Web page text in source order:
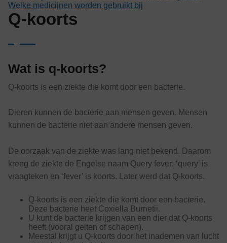
Welke medicijnen worden gebruikt bij
Q-koorts
Wat is q-koorts?
Q-koorts is een ziekte die komt door een bacterie.
Dieren kunnen de bacterie aan mensen geven. Mensen
kunnen de bacterie niet aan andere mensen geven.
De oorzaak van de ziekte was lang niet bekend. Daarom
kreeg de ziekte de Engelse naam Query fever: ‘query’ is
vraagteken en ‘fever’ is koorts. Later werd dat Q-koorts.
Q-koorts is een ziekte die komt door een bacterie.
Deze bacterie heet Coxiella Burnetii.
U kunt de bacterie krijgen van een dier dat Q-koorts
heeft (vooral geiten of schapen).
Meestal krijgt u Q-koorts door het inademen van lucht